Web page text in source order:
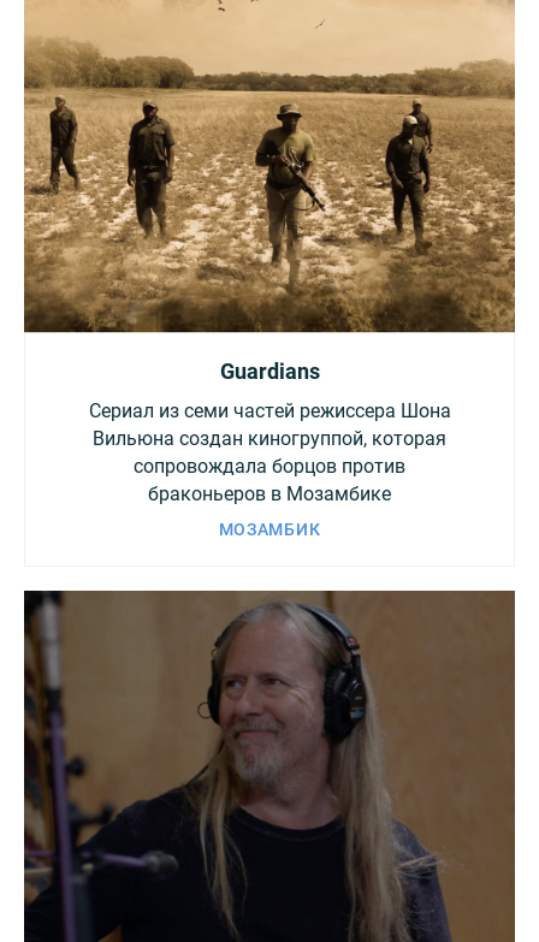
Guardians
Сериал из семи частей режиссера Шона
Вильюна создан киногруппой, которая
сопровождала борцов против
браконьеров в Мозамбике
МОЗАМБИК